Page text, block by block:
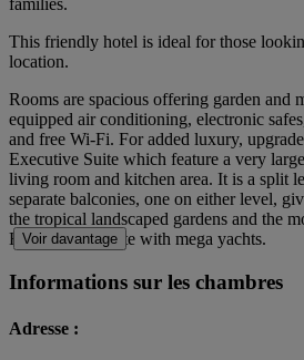
This friendly hotel is ideal for those
location.
Rooms are spacious offering garden and
equipped air conditioning, electronic
and free Wi-Fi. For added luxury,
Executive Suite which feature a very
living room and kitchen area. It is a split
separate balconies, one on either level,
the tropical landscaped gardens and the
Harbour complete with mega yachts.
Voir davantage
Informations sur les chambres
Adresse :